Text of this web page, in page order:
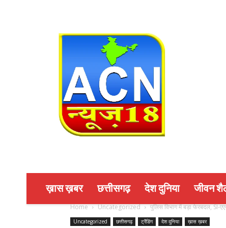
ख़ास ख़बर छत्तीसगढ़ देश दुनिया जीवन
Home Uncategorized पुलिस विभाग में बड़ा फेरबदल, SI-
Uncategorized छत्तीसगढ़ ट्रैंडिंग देश दुनिया ख़ास ख़बर